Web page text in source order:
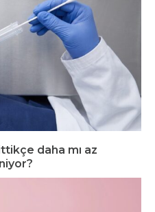
daha mı az